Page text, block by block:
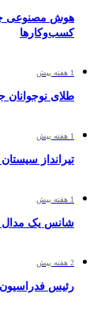
هوش مصنوعی
کسب‌وکارها
1 هفته پیش
طلای نوجوانان
1 هفته پیش
تیرانداز
1 هفته پیش
شانس یک مدال طلا برای
2 هفته پیش
رئیس